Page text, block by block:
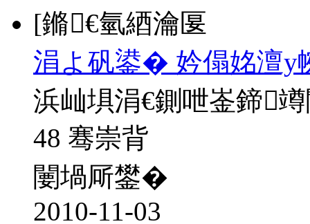
[鏅€氫綇瀹匽
涓よ矾鍙� 妗傝姳澶у
浜屾埧涓€鍘呭崟鍗
48 骞崇背
闄堝厛鐢�
2010-11-03